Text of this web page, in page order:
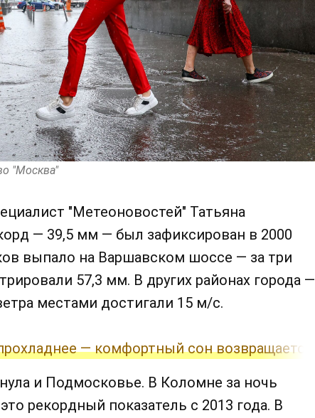
"Москва"
"Метеоновостей" Татьяна
— 39,5 мм — был зафиксирован в 2000
выпало на Варшавском шоссе — за три
57,3 мм. В других районах города —
местами достигали 15 м/с.
— комфортный сон возвращается
и Подмосковье. В Коломне за ночь
рекордный показатель с 2013 года. В